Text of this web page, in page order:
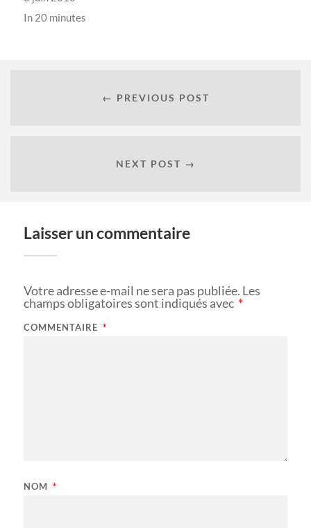
In 20 minutes
← PREVIOUS POST
NEXT POST →
Laisser un commentaire
Votre adresse e-mail ne sera pas publiée. Les
champs obligatoires sont indiqués avec *
COMMENTAIRE *
NOM *